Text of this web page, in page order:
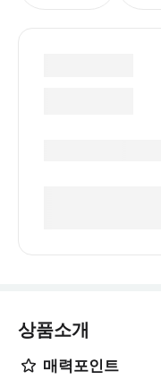
상품소개
매력포인트